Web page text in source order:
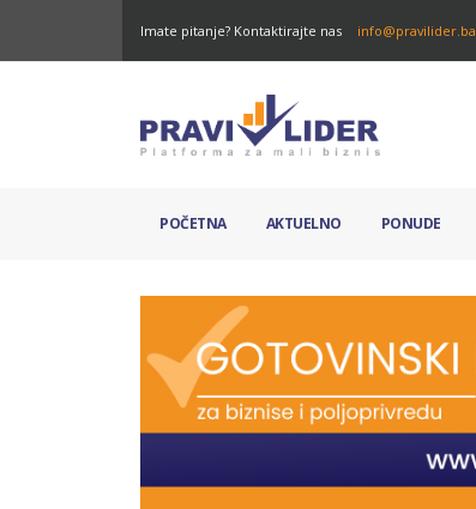
Imate pitanje? Kontaktirajte nas info@pravilider.ba
POČETNA AKTUELNO PONUDE